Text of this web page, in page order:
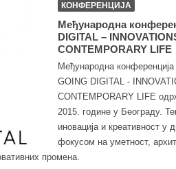
КОНФЕРЕНЦИЈА
Међународна
DIGITAL –
CONTEMPORARY LIFE
Међународна
GOING DIGITAL -
CONTEMPORARY LIFE
2015. године у Београду.
иновација и креативност у
фокусом на уметност,
промена.